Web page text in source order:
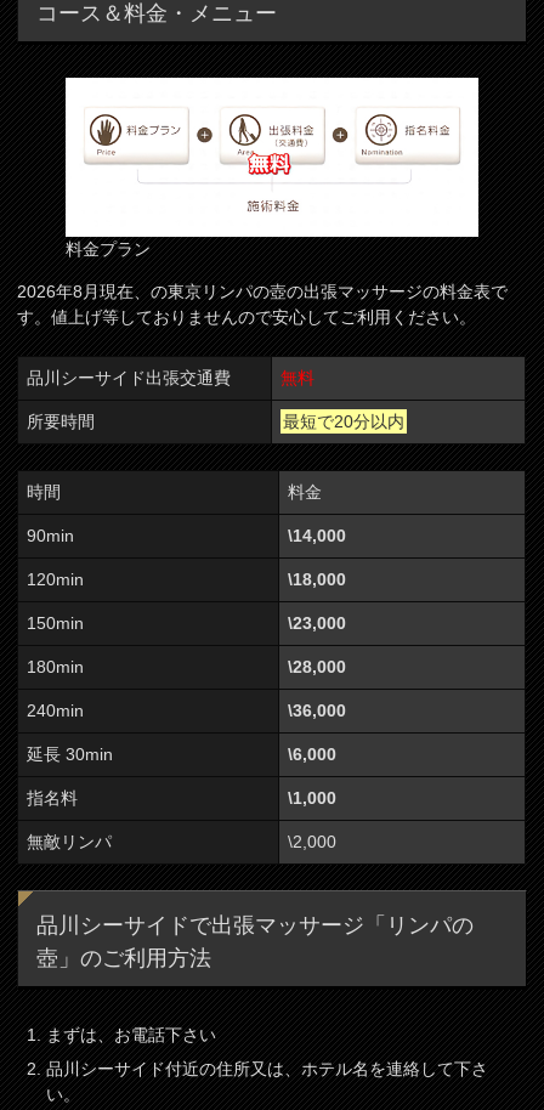
コース＆料金・メニュー
料金プラン
2026年8月現在、の東京リンパの壺の出張マッサージの料金表で
す。値上げ等しておりませんので安心してご利用ください。
品川シーサイド出張交通費 無料
所要時間 最短で20分以内
時間 料金
90min \14,000
120min \18,000
150min \23,000
180min \28,000
240min \36,000
延長 30min \6,000
指名料 \1,000
無敵リンパ \2,000
品川シーサイドで出張マッサージ「リンパの
壺」のご利用方法
まずは、お電話下さい
品川シーサイド付近の住所又は、ホテル名を連絡して下さ
い。